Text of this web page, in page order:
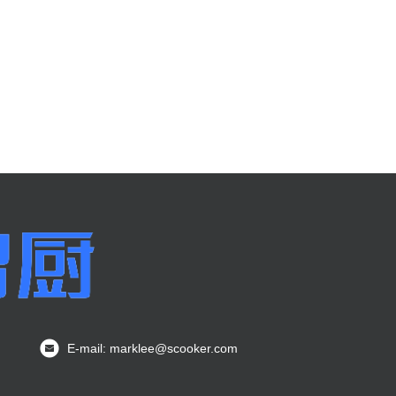
E-mail: marklee@scooker.com